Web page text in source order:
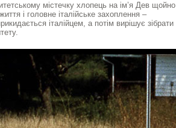
містечку хлопець на ім’я Дев щойно
і головне італійське захоплення –
італійцем, а потім вирішує зібрати